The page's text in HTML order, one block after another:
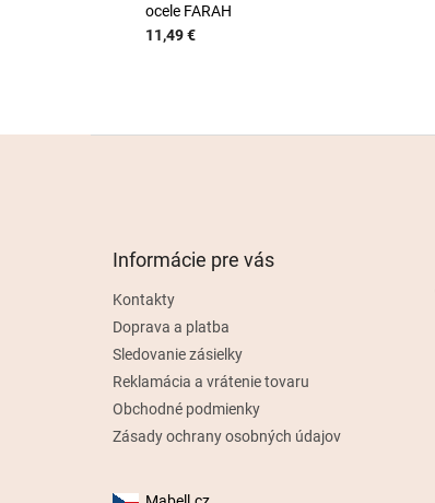
ocele FARAH
11,49 €
Informácie pre vás
Kontakty
Doprava a platba
Sledovanie zásielky
Reklamácia a vrátenie tovaru
Obchodné podmienky
Zásady ochrany osobných údajov